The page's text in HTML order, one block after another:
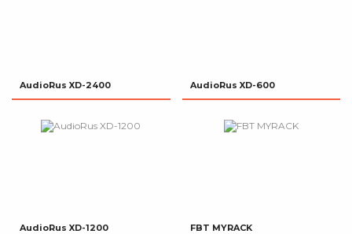
AudioRus XD-2400 AudioRus XD-600
AudioRus XD-1200 FBT MYRACK